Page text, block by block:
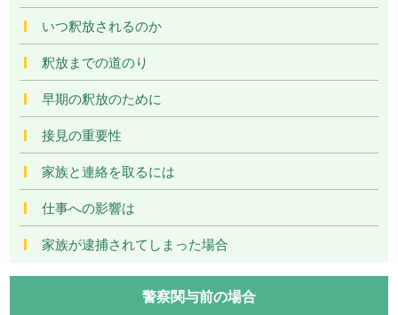
いつ釈放されるのか
釈放までの道のり
早期の釈放のために
接見の重要性
家族と連絡を取るには
仕事への影響は
家族が逮捕されてしまった場合
警察関与前の場合